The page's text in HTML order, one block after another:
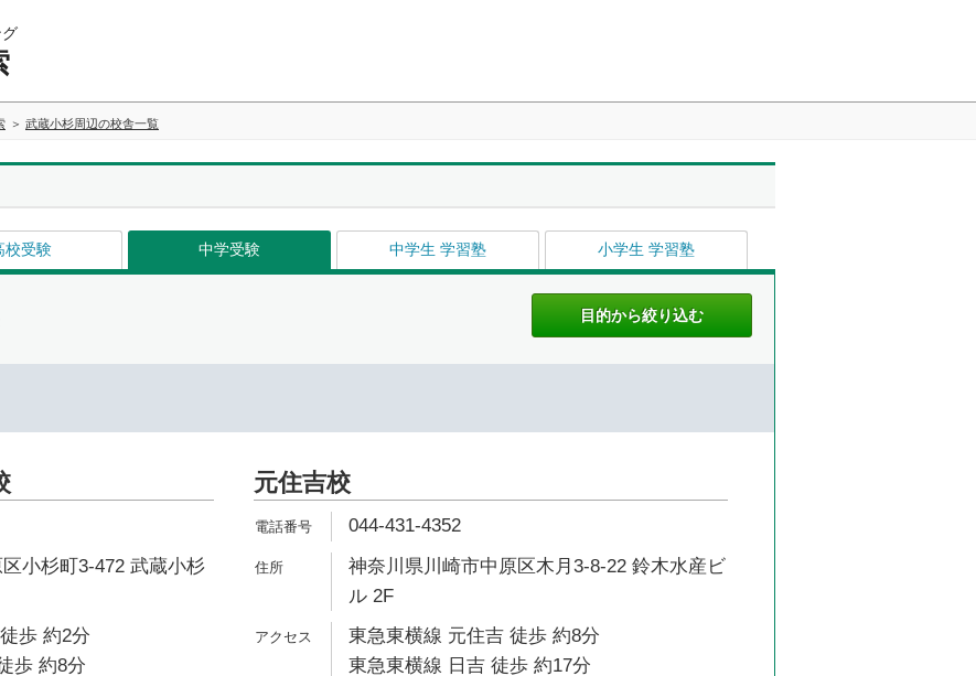
武蔵小杉周辺の校舎一覧
校受験 中学受験 中学生 学習塾 小学生 学習塾
小杉町3-472 武蔵小杉
歩 約2分
歩 約8分
元住吉校
044-431-4352
神奈川県川崎市中原区木月3-8-22 鈴木水産ビ
ル 2F
東急東横線 元住吉 徒歩 約8分
東急東横線 日吉 徒歩 約17分